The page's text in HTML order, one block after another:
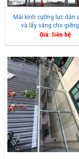
Mái kính cường lực dán
và lấy sáng cho
Giá: liên hệ